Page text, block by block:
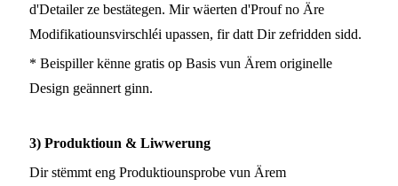
d'Detailer ze bestätegen. Mir wäerten d'Prouf no Äre
Modifikatiounsvirschléi upassen, fir datt Dir zefridden sidd.
* Beispiller kënne gratis op Basis vun Ärem originelle
Design geännert ginn.
3) Produktioun & Liwwerung
Dir stëmmt eng Produktiounsprobe vun Ärem